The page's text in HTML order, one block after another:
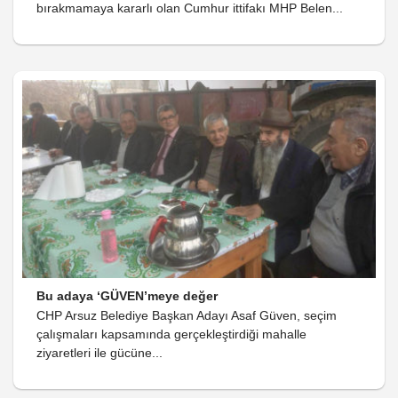
bırakmamaya kararlı olan Cumhur ittifakı MHP Belen...
Bu adaya ‘GÜVEN’meye değer
CHP Arsuz Belediye Başkan Adayı Asaf Güven, seçim
çalışmaları kapsamında gerçekleştirdiği mahalle
ziyaretleri ile gücüne...